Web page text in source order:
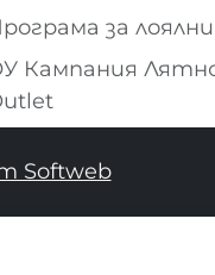
за
Кампания
Softweb